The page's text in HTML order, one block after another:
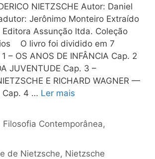
NIETZSCHE Autor: Daniel
Jerônimo Monteiro Extraído
Assunção ltda. Coleção
O livro foi dividido em 7
– OS ANOS DE INFÂNCIA Cap. 2
JUVENTUDE Cap. 3 –
E RICHARD WAGNER —
Cap. 4 … Ler mais
Filosofia Contemporânea,
de Nietzsche, Nietzsche